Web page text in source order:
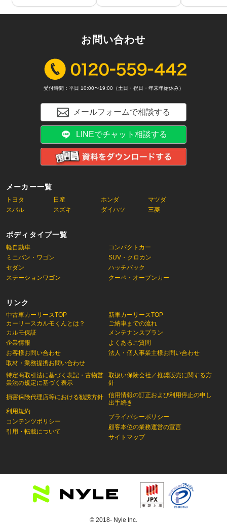
メーカー一覧
トヨタ 日産 ホンダ
マツダ
スバル
スズキ ダイハツ 三菱
ボディタイプ一覧
軽自動車
コンパクトカー
ミニバン・ワゴン
SUV・クロカン
セダン
ハッチバック
ステーションワゴン
クーペ・オープンカー
リンク
中古車カーリースTOP
カーリースカルモくんとは？
新車カーリースTOP
ご納車までの流れ
カルモ保証
企業情報
お客様お問い合わせ
取材・業務提携お問い合わせ
特定商取引法に基づく表記・古物営
業法の規定に基づく表示
損害保険代理店等における勧誘方針
利用規約
コンテンツポリシー
引用・転載について
メンテナンスプラン
よくあるご質問
法人・個人事業主様お問い合わせ
取扱い保険会社／推奨販売に関する方
針
信用情報の訂正および利用停止の申し
出手続き
プライバシーポリシー
顧客本位の業務運営の宣言
サイトマップ
お問い合わせ
受付時間：平日 10:00〜19:00（土日・祝日・年末年始休み）
メールフォームで相談する
LINEでチャット相談する
© 2018- Nyle Inc.